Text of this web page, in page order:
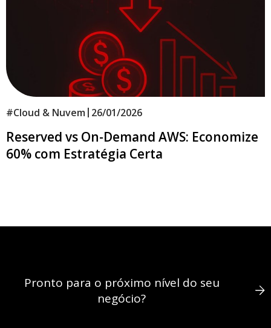
#Cloud & Nuvem | 26/01/2026
Reserved vs On-Demand AWS: Economize
60% com Estratégia Certa
Pronto para o próximo nível do seu
negócio?